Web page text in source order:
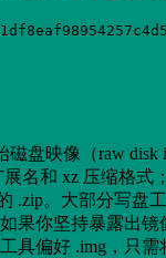
盘映像（raw disk
名和 xz 压缩格式
.zip。大部分写盘
果你坚持暴露出镜
具偏好 .img，只需